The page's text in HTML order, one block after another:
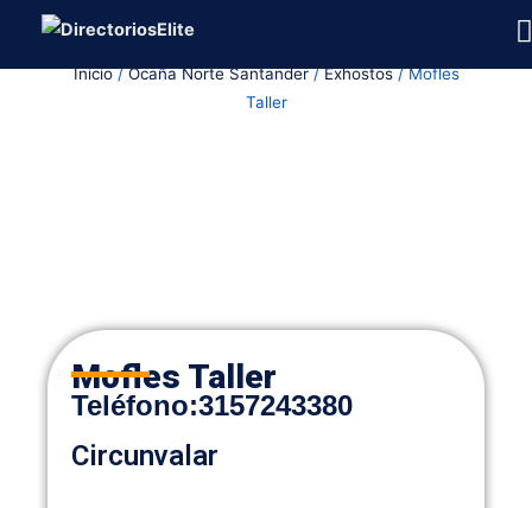
contenidoInicio/Ocaña Norte Santander/Exhostos/ Mofles
Taller
Mofles Taller
Teléfono:3157243380
Circunvalar